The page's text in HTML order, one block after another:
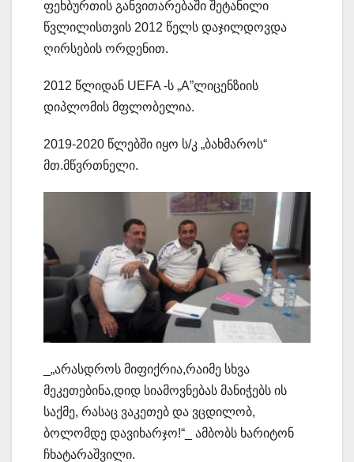
ფეხბურთის განვითარებაში შეტანილი
წვლილისთვის 2012 წელს დაჯილდოვდა
ღირსების ორდენით.
2012 წლიდან UEFA -ს „A”ლიცენზიის
დიპლომის მფლობელია.
2019-2020 წლებში იყო ს/კ „ბახმაროს“
მთ.მწვრთნელი.
_„არასდროს მიფიქრია,რაიმე სხვა
მეკეთებინა,დიდ სიამოვნებას მანიჭებს ის
საქმე, რასაც ვაკეთებ და ვცდილობ,
ბოლომდე დავიხარჯო!“_ ამბობს ხარიტონ
ჩხატარაშვილი.